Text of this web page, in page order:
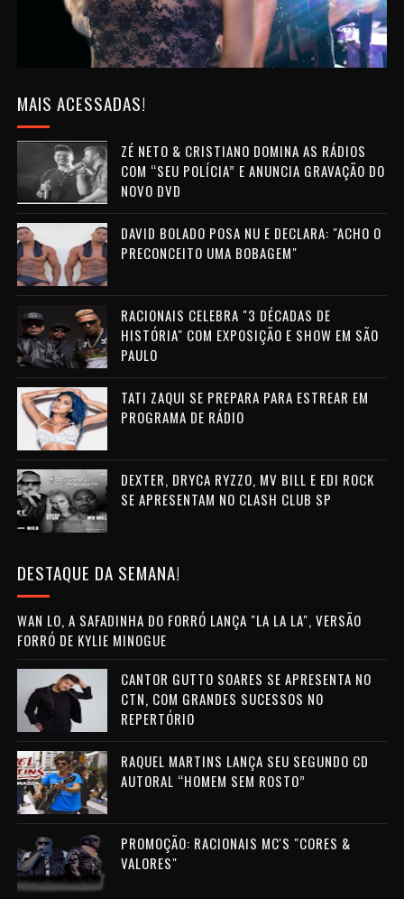
MAIS ACESSADAS!
ZÉ NETO & CRISTIANO DOMINA AS RÁDIOS
COM “SEU POLÍCIA” E ANUNCIA GRAVAÇÃO DO
NOVO DVD
DAVID BOLADO POSA NU E DECLARA: "ACHO O
PRECONCEITO UMA BOBAGEM"
RACIONAIS CELEBRA "3 DÉCADAS DE
HISTÓRIA" COM EXPOSIÇÃO E SHOW EM SÃO
PAULO
TATI ZAQUI SE PREPARA PARA ESTREAR EM
PROGRAMA DE RÁDIO
DEXTER, DRYCA RYZZO, MV BILL E EDI ROCK
SE APRESENTAM NO CLASH CLUB SP
DESTAQUE DA SEMANA!
WAN LO, A SAFADINHA DO FORRÓ LANÇA "LA LA LA", VERSÃO
FORRÓ DE KYLIE MINOGUE
CANTOR GUTTO SOARES SE APRESENTA NO
CTN, COM GRANDES SUCESSOS NO
REPERTÓRIO
RAQUEL MARTINS LANÇA SEU SEGUNDO CD
AUTORAL “HOMEM SEM ROSTO”
PROMOÇÃO: RACIONAIS MC'S "CORES &
VALORES"